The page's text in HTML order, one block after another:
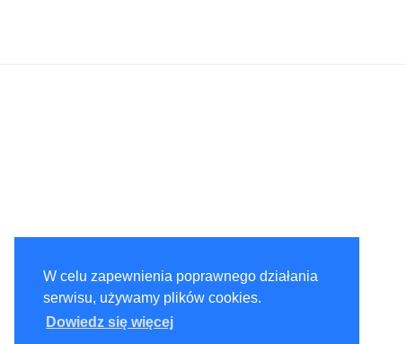
W celu zapewnienia poprawnego działania
serwisu, używamy plików cookies.
Dowiedz się więcej